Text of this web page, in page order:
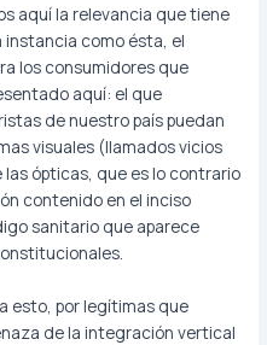
aquí la relevancia que tiene
instancia como ésta, el
los consumidores que
aquí: el que
de nuestro país puedan
visuales (llamados vicios
ópticas, que es lo contrario
contenido en el inciso
sanitario que aparece
esto, por legítimas que
de la integración vertical